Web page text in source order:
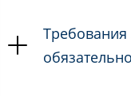
Требования